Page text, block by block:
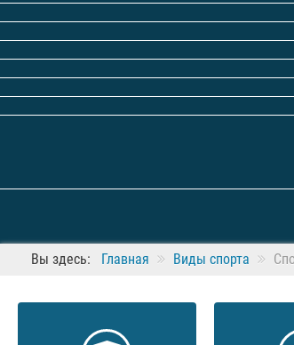
Вы здесь: Главная Виды спорта